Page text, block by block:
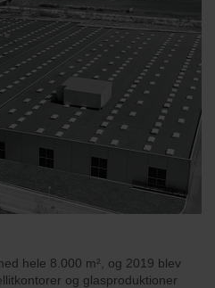
hele 8.000 m², og 2019 blev
og glasproduktioner